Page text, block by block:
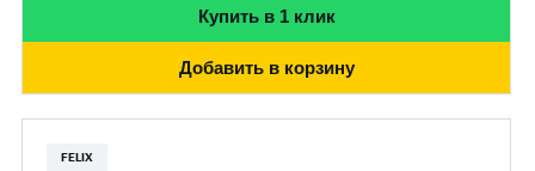
Купить в 1 клик
Добавить в корзину
FELIX